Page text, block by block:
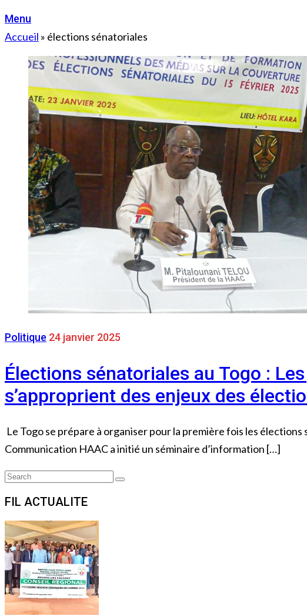
Menu
Accueil » élections sénatoriales
Politique 24 janvier 2025
Élections sénatoriales au Togo :
s’approprient des enjeux des
Le Togo se prépare à organiser pour la première fois les
Communication HAAC a initié un séminaire d’information […]
Search
Search
FIL ACTUALITE